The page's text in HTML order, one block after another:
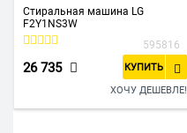
Стиральная машина LG
F2Y1NS3W
595816
26 735 КУПИТЬ
ХОЧУ ДЕШЕВЛЕ!